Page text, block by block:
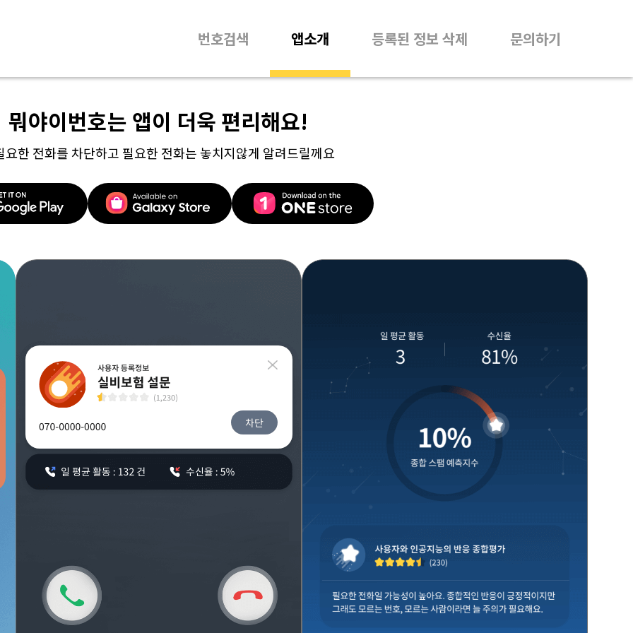
번호검색 앱소개 등록된 정보 삭제 문의하기
뭐야이번호는 앱이 더욱 편리해요!
요한 전화를 차단하고 필요한 전화는 놓치지않게 알려드릴께요